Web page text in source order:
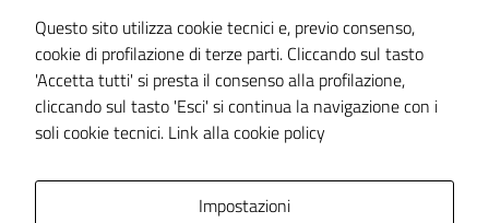
Note legali
Dichiarazione di accessibilità
Obiettivi di accessibilità
Piano di miglioramento del sito
Questo sito utilizza cookie tecnici e, previo consenso,
cookie di profilazione di terze parti. Cliccando sul tasto
'Accetta tutti' si presta il consenso alla profilazione,
cliccando sul tasto 'Esci' si continua la navigazione con i
soli cookie tecnici. Link alla cookie policy
Impostazioni